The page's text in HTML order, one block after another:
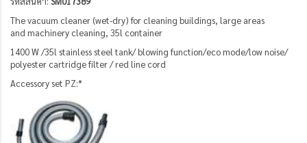
The vacuum cleaner (wet-dry) for cleaning buildings, large areas
and machinery cleaning, 35l container
1400 W /35l stainless steel tank/ blowing function/eco mode/low noise/
polyester cartridge filter / red line cord
Accessory set PZ:*